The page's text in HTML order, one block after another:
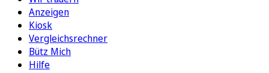
Anzeigen
Kiosk
Vergleichsrechner
Bütz Mich
Hilfe